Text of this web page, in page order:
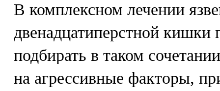
В комплексном лечении
двенадцатиперстной кишки
подбирать в таком
на агрессивные факторы,